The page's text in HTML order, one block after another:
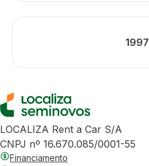
1997
LOCALIZA Rent a Car S/A
CNPJ nº 16.670.085/0001-55
Financiamento